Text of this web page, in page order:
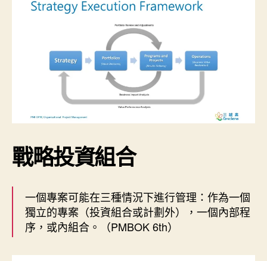
戰略投資組合
一個專案可能在三種情況下進行管理：作為一個
獨立的專案（投資組合或計劃外），一個內部程
序，或內組合。（PMBOK 6th）